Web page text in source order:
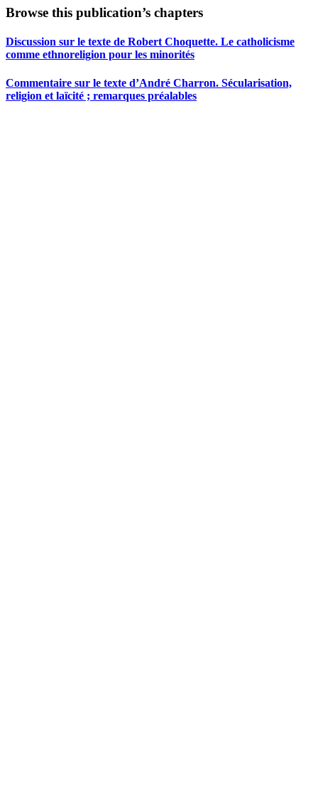
Browse this publication’s chapters
Discussion sur le texte de Robert Choquette. Le catholicisme
comme ethnoreligion pour les minorités
Commentaire sur le texte d’André Charron. Sécularisation,
religion et laïcité ; remarques préalables